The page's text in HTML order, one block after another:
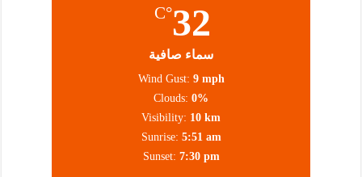
32
°C
سماء صافية
Wind Gust: 9 mph
Clouds: 0%
Visibility: 10 km
Sunrise: 5:51 am
Sunset: 7:30 pm